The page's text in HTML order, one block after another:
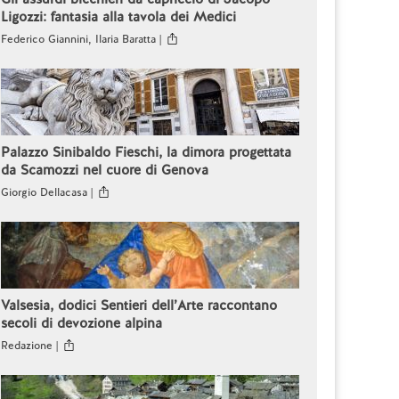
Ligozzi: fantasia alla tavola dei Medici
Federico Giannini, Ilaria Baratta |
Palazzo Sinibaldo Fieschi, la dimora progettata
da Scamozzi nel cuore di Genova
Giorgio Dellacasa |
Valsesia, dodici Sentieri dell’Arte raccontano
secoli di devozione alpina
Redazione |